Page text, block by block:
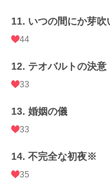
累計ポイント
11. いつの間にか芽吹
44
12. テオバルトの決意
33
13. 婚姻の儀
33
14. 不完全な初夜※
35